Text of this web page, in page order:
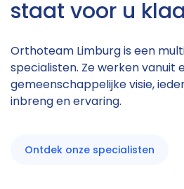
staat voor u
Orthoteam Limburg is een
specialisten. Ze werken vanuit
gemeenschappelijke visie,
inbreng en ervaring.
Ontdek onze specialisten